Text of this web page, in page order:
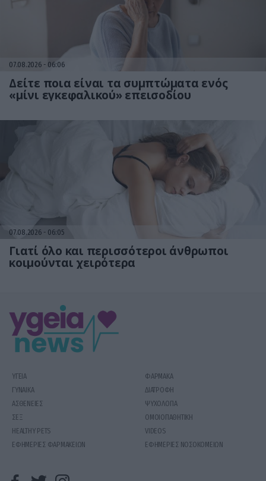
07.08.2026 06:06
Δείτε ποια είναι τα συμπτώματα ενός
«μίνι εγκεφαλικού» επεισοδίου
07.08.2026 06:05
Γιατί όλο και περισσότεροι άνθρωποι
κοιμούνται χειρότερα
ΥΓΕΙΑ
ΦΑΡΜΑΚΑ
ΓΥΝΑΙΚΑ
ΔΙΑΤΡΟΦΗ
ΑΣΘΕΝΕΙΕΣ
ΨΥΧΟΛΟΓΙΑ
ΣΕΞ
ΟΜΟΙΟΠΑΘΗΤΙΚΗ
HEALTHY PETS
VIDEOS
ΕΦΗΜΕΡΙΕΣ ΦΑΡΜΑΚΕΙΩΝ
ΕΦΗΜΕΡΙΕΣ ΝΟΣΟΚΟΜΕΙΩΝ